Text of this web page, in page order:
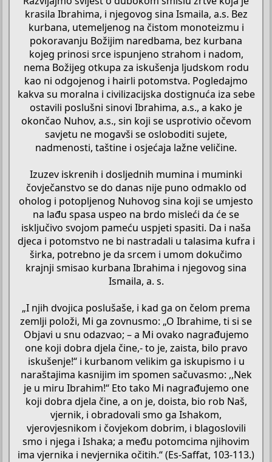
krasila Ibrahima, i njegovog sina Ismaila, a.s. Bez
kurbana, utemeljenog na čistom monoteizmu i
pokoravanju Božijim naredbama, bez kurbana
kojeg prinosi srce ispunjeno strahom i nadom,
nema Božijeg otkupa za iskušenja ljudskom rodu
kao ni odgojenog i hairli potomstva. Pogledajmo
kakva su moralna i civilizacijska dostignuća iza sebe
ostavili poslušni sinovi Ibrahima, a.s., a kako je
okončao Nuhov, a.s., sin koji se usprotivio očevom
savjetu ne mogavši se osloboditi sujete,
nadmenosti, taštine i osjećaja lažne veličine.
Izuzev iskrenih i dosljednih mumina i muminki
čovječanstvo se do danas nije puno odmaklo od
oholog i potopljenog Nuhovog sina koji se umjesto
na lađu spasa uspeo na brdo misleći da će se
isključivo svojom pameću uspjeti spasiti. Da i naša
djeca i potomstvo ne bi nastradali u talasima kufra i
širka, potrebno je da srcem i umom dokučimo
krajnji smisao kurbana Ibrahima i njegovog sina
Ismaila, a. s.
„I njih dvojica poslušaše, i kad ga on čelom prema
zemlji položi, Mi ga zovnusmo: „O Ibrahime, ti si se
Objavi u snu odazvao; – a Mi ovako nagrađujemo
one koji dobra djela čine,- to je, zaista, bilo pravo
iskušenje!“ i kurbanom velikim ga iskupismo i u
naraštajima kasnijim im spomen sačuvasmo: ,,Nek
je u miru Ibrahim!“ Eto tako Mi nagrađujemo one
koji dobra djela čine, a on je, doista, bio rob Naš,
vjernik, i obradovali smo ga Ishakom,
vjerovjesnikom i čovjekom dobrim, i blagoslovili
smo i njega i Ishaka; a među potomcima njihovim
ima vjernika i nevjernika očitih.“ (Es-Saffat, 103-113.)